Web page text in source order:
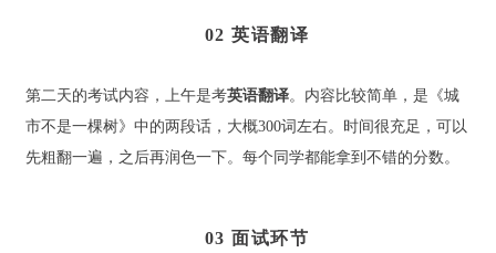
02 英语翻译
第二天的考试内容，上午是考英语翻译。内容比较简单，是《城
市不是一棵树》中的两段话，大概300词左右。时间很充足，可以
先粗翻一遍，之后再润色一下。每个同学都能拿到不错的分数。
03 面试环节